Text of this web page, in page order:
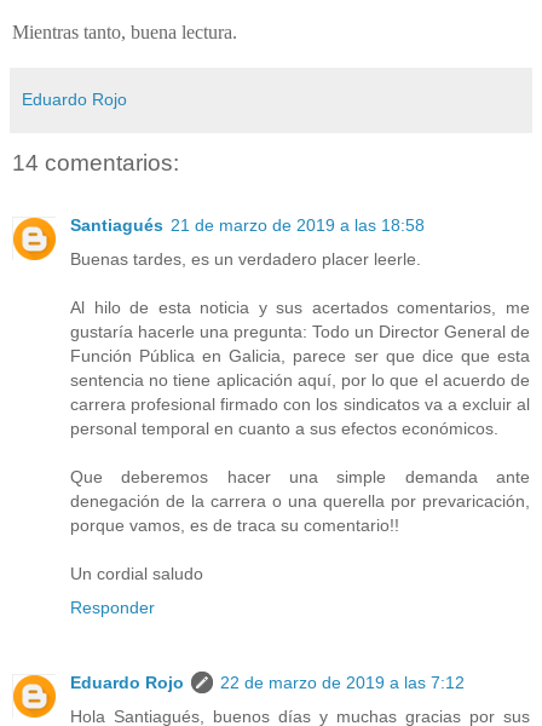
Mientras tanto, buena lectura.
Eduardo Rojo
14 comentarios:
Santiagués 21 de marzo de 2019 a las 18:58
Buenas tardes, es un verdadero placer leerle.
Al hilo de esta noticia y sus acertados comentarios, me
gustaría hacerle una pregunta: Todo un Director General de
Función Pública en Galicia, parece ser que dice que esta
sentencia no tiene aplicación aquí, por lo que el acuerdo de
carrera profesional firmado con los sindicatos va a excluir al
personal temporal en cuanto a sus efectos económicos.
Que deberemos hacer una simple demanda ante
denegación de la carrera o una querella por prevaricación,
porque vamos, es de traca su comentario!!
Un cordial saludo
Responder
Eduardo Rojo
22 de marzo de 2019 a las 7:12
Hola Santiagués, buenos días y muchas gracias por sus